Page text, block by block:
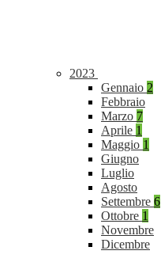
2023
Gennaio 2
Febbraio
Marzo 7
Aprile 1
Maggio 1
Giugno
Luglio
Agosto
Settembre 6
Ottobre 1
Novembre
Dicembre